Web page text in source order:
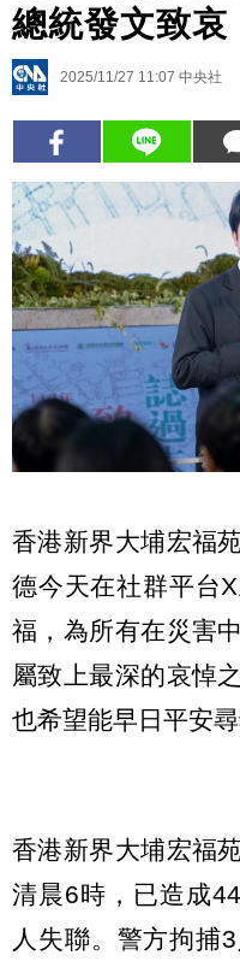
總統發文致哀
2025/11/27 11:07 中央社
香港新界大埔宏福
德今天在社群平台
福，為所有在災害
屬致上最深的哀悼
也希望能早日平安尋
香港新界大埔宏福
清晨6時，已造成
人失聯。警方拘捕